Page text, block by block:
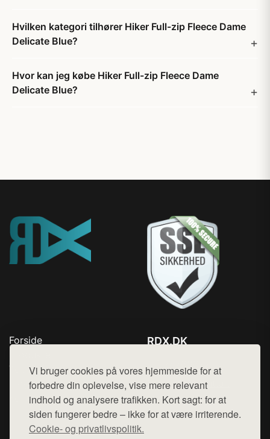
Vi bruger cookies på vores hjemmeside for at
forbedre din oplevelse, vise mere relevant
indhold og analysere trafikken. Kort sagt: for at
siden fungerer bedre – ikke for at være irriterende.
Cookie- og privatlivspolitik.
Hvilken kategori tilhører Hiker Full-zip Fleece Dame
Delicate Blue?
Hvor kan jeg købe Hiker Full-zip Fleece Dame
Delicate Blue?
Forside
Top Rabatter
Blog
Kontakt
RDX.DK
Mail: hej@want.dk
Cookie- og privatlivspolitik